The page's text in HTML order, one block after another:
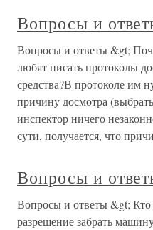
Вопросы и
Вопросы и ответы &gt;
любят писать протоколы
средства?В протоколе им
причину досмотра
инспектор ничего
сути, получается, что
Вопросы и
Вопросы и ответы &gt; Кто
разрешение забрать